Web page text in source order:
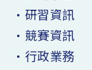
•研習資訊
•競賽資訊
•行政業務